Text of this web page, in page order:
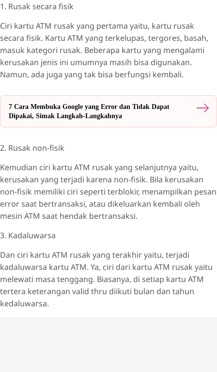
1. Rusak secara fisik
Ciri kartu ATM rusak yang pertama yaitu, kartu rusak
secara fisik. Kartu ATM yang terkelupas, tergores, basah,
masuk kategori rusak. Beberapa kartu yang mengalami
kerusakan jenis ini umumnya masih bisa digunakan.
Namun, ada juga yang tak bisa berfungsi kembali.
7 Cara Membuka Google yang Error dan Tidak Dapat
Dipakai, Simak Langkah-Langkahnya
2. Rusak non-fisik
Kemudian ciri kartu ATM rusak yang selanjutnya yaitu,
kerusakan yang terjadi karena non-fisik. Bila kerusakan
non-fisik memiliki ciri seperti terblokir, menampilkan pesan
error saat bertransaksi, atau dikeluarkan kembali oleh
mesin ATM saat hendak bertransaksi.
3. Kadaluwarsa
Dan ciri kartu ATM rusak yang terakhir yaitu, terjadi
kadaluwarsa kartu ATM. Ya, ciri dari kartu ATM rusak yaitu
melewati masa tenggang. Biasanya, di setiap kartu ATM
tertera keterangan valid thru diikuti bulan dan tahun
kedaluwarsa.